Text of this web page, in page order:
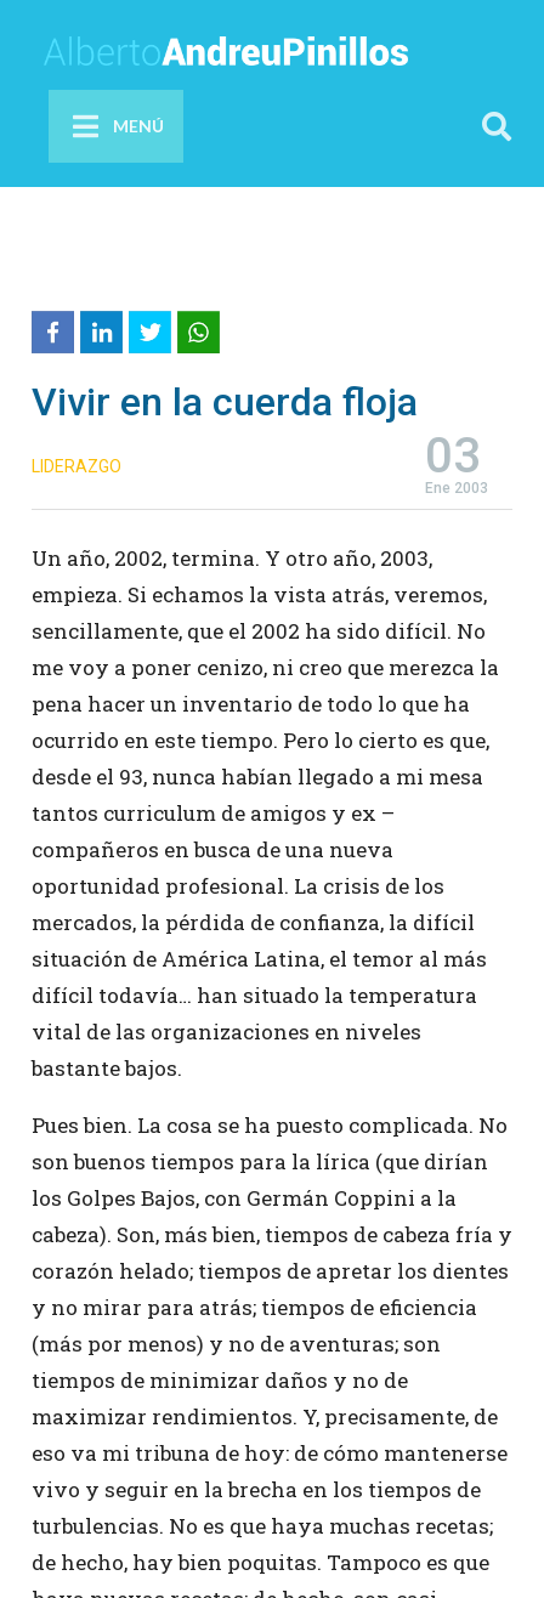
MENÚ
Vivir en la cuerda floja
03
Ene 2003
LIDERAZGO
Un año, 2002, termina. Y otro año, 2003,
empieza. Si echamos la vista atrás, veremos,
sencillamente, que el 2002 ha sido difícil. No
me voy a poner cenizo, ni creo que merezca la
pena hacer un inventario de todo lo que ha
ocurrido en este tiempo. Pero lo cierto es que,
desde el 93, nunca habían llegado a mi mesa
tantos curriculum de amigos y ex –
compañeros en busca de una nueva
oportunidad profesional. La crisis de los
mercados, la pérdida de confianza, la difícil
situación de América Latina, el temor al más
difícil todavía… han situado la temperatura
vital de las organizaciones en niveles
bastante bajos.
Pues bien. La cosa se ha puesto complicada. No
son buenos tiempos para la lírica (que dirían
los Golpes Bajos, con Germán Coppini a la
cabeza). Son, más bien, tiempos de cabeza fría y
corazón helado; tiempos de apretar los dientes
y no mirar para atrás; tiempos de eficiencia
(más por menos) y no de aventuras; son
tiempos de minimizar daños y no de
maximizar rendimientos. Y, precisamente, de
eso va mi tribuna de hoy: de cómo mantenerse
vivo y seguir en la brecha en los tiempos de
turbulencias. No es que haya muchas recetas;
de hecho, hay bien poquitas. Tampoco es que